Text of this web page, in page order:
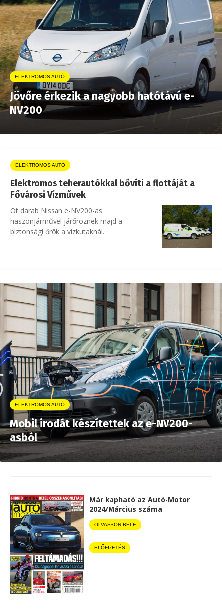
ELEKTROMOS AUTÓ
Jövőre érkezik a nagyobb hatótávú e-
NV200
ELEKTROMOS AUTÓ
Elektromos teherautókkal bővíti a flottáját a
Fővárosi Vízművek
Öt darab Nissan e-NV200-as
haszonjárművel járőröznek majd a
biztonsági őrök a vízkutaknál.
ELEKTROMOS AUTÓ
Mobil irodát készítettek az e-NV200-
asból
Már kapható az Autó-Motor
2024/Március száma
OLVASSON BELE
ELŐFIZETÉS